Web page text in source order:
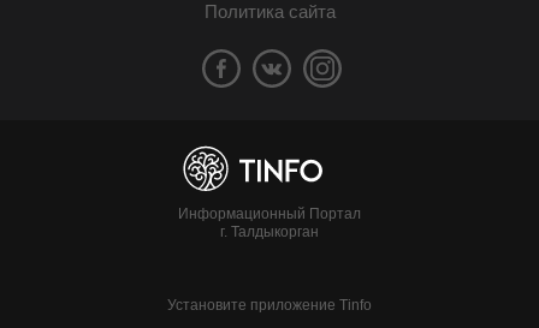
Политика сайта
Информационный Портал
г. Талдыкорган
Установите приложение Tinfo